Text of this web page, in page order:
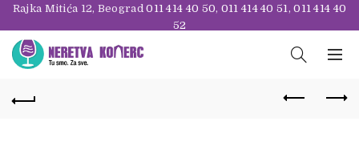
Rajka Mitića 12, Beograd011 414 40 50, 011 414 40 51,011 414 40
52